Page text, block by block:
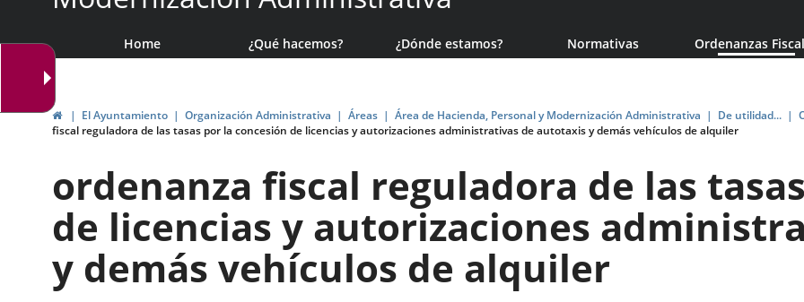
window.
Home ¿Qué hacemos? ¿Dónde estamos? Normativas Ordenanzas
HomeEl Ayuntamiento Organización Administrativa Áreas Área de Hacienda, Personal y Modernización Administrativa De utilidad...
fiscal reguladora de las tasas por la concesión de licencias y autorizaciones administrativas de autotaxis y demás vehículos de alquiler
ordenanza fiscal reguladora de las
de licencias y autorizaciones
y demás vehículos de alquiler